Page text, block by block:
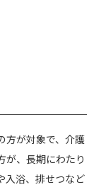
方が対象で、介護
が、長期にわたり
入浴、排せつなど